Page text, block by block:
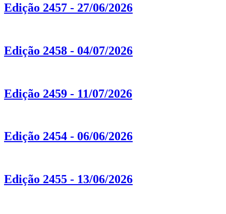
Edição 2457 - 27/06/2026
Edição 2458 - 04/07/2026
Edição 2459 - 11/07/2026
Edição 2454 - 06/06/2026
Edição 2455 - 13/06/2026